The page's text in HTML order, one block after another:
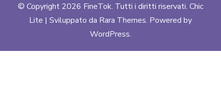
© Copyright 2026 FineTok. Tutti i diritti riservati. Chic
Lite | Sviluppato da Rara Themes. Powered by
WordPress.